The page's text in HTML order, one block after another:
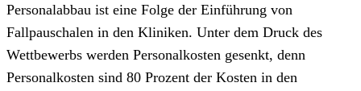
Personalabbau ist eine Folge der Einführung von
Fallpauschalen in den Kliniken. Unter dem Druck des
Wettbewerbs werden Personalkosten gesenkt, denn
Personalkosten sind 80 Prozent der Kosten in den